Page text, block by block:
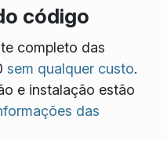
código
completo das
sem qualquer custo.
e instalação estão
das